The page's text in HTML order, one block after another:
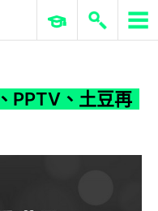
ERP 與商業 AI
PPTV、土豆再